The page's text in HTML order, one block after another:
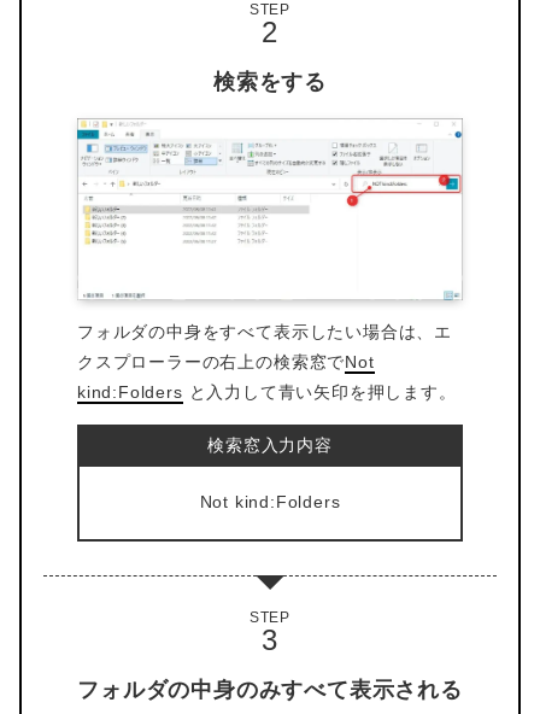
STEP
検索をする
フォルダの中身をすべて表示したい場合は、エ
クスプローラーの右上の検索窓でNot
kind:Folders と入力して青い矢印を押します。
検索窓入力内容
Not kind:Folders
STEP
フォルダの中身のみすべて表示される